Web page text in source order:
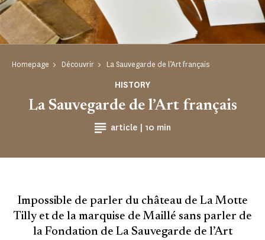
Homepage Découvrir La Sauvegarde de l’Art français
HISTORY
article | Reading time
10 min
La Sauvegarde de l’Art français
Impossible de parler du château de La Motte
Tilly et de la marquise de Maillé sans parler de
la Fondation de La Sauvegarde de l’Art